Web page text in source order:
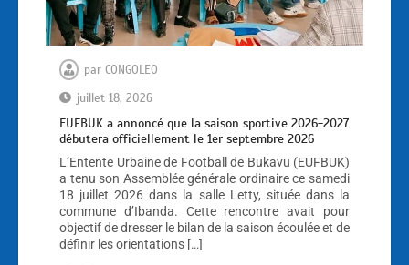
par CONGOLEO
juillet 18, 2026
EUFBUK a annoncé que la saison sportive 2026-2027
débutera officiellement le 1er septembre 2026
L’Entente Urbaine de Football de Bukavu (EUFBUK)
a tenu son Assemblée générale ordinaire ce samedi
18 juillet 2026 dans la salle Letty, située dans la
commune d’Ibanda. Cette rencontre avait pour
objectif de dresser le bilan de la saison écoulée et de
définir les orientations […]